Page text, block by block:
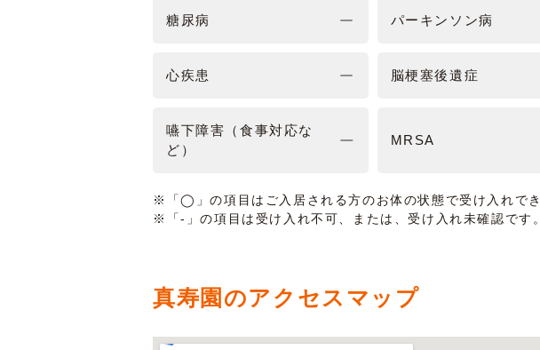
糖尿病 パーキンソン病
心疾患 脳梗塞後遺症
嚥下障害（食事対応な
ど）
MRSA
※「◯」の項目はご入居される方のお体の状態で受け入れで
※「-」の項目は受け入れ不可、または、受け入れ未確認です
真寿園のアクセスマップ